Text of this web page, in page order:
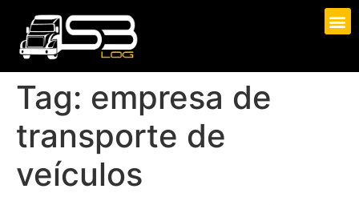
Tag: empresa de
transporte de
veículos